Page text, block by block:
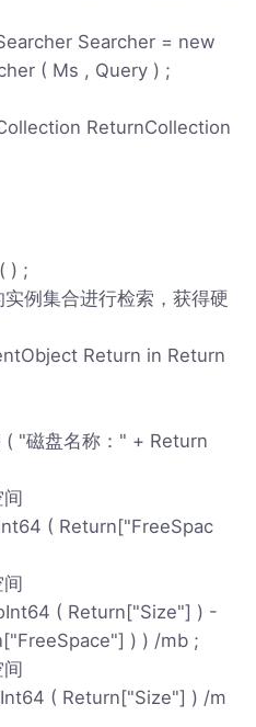
Searcher = new
( Ms , Query ) ;
ReturnCollection
) ;
例集合进行检索，获得硬
Return in Return
盘名称：" + Return
( Return["FreeSpac
( Return["Size"] ) -
) ) /mb ;
( Return["Size"] ) /m